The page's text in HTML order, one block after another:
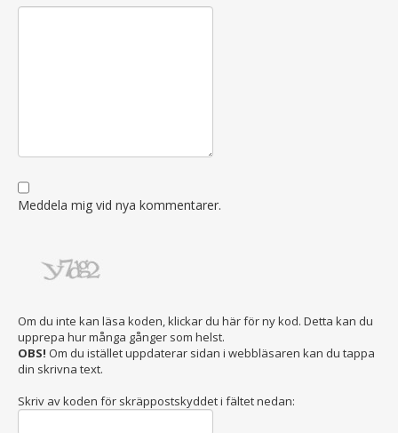
Meddela mig vid nya kommentarer.
Om du inte kan läsa koden, klickar du här för ny kod. Detta kan du
upprepa hur många gånger som helst.
OBS! Om du istället uppdaterar sidan i webbläsaren kan du tappa
din skrivna text.
Skriv av koden för skräppostskyddet i fältet nedan: